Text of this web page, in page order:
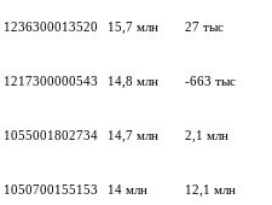
1236300013520 15,7 млн 27 тыс
1217300000543 14,8 млн -663 тыс
1055001802734 14,7 млн 2,1 млн
1050700155153 14 млн 12,1 млн